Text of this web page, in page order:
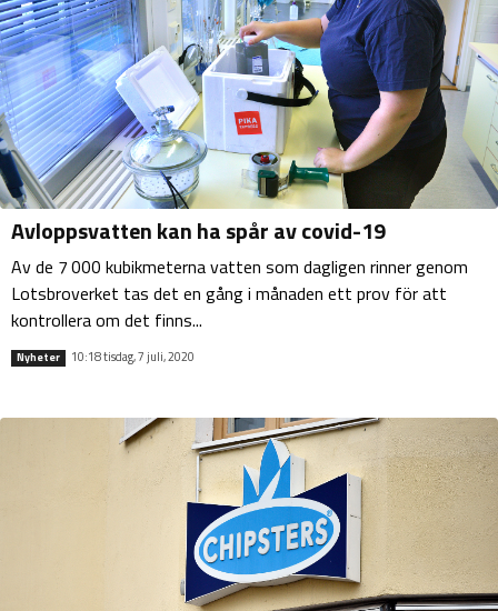
Avloppsvatten kan ha spår av covid-19
Av de 7 000 kubikmeterna vatten som dagligen rinner genom
Lotsbroverket tas det en gång i månaden ett prov för att
kontrollera om det finns...
Nyheter 10:18 tisdag, 7 juli, 2020